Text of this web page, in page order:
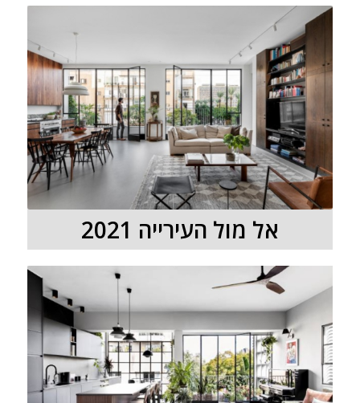
אל מול העירייה 2021